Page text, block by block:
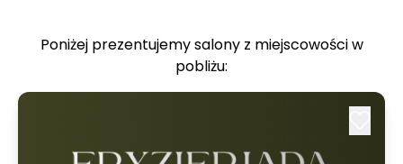
Poniżej prezentujemy salony z miejscowości w
pobliżu: